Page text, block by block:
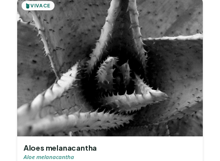
🪴VIVACE
Aloes melanacantha
Aloe melanacantha